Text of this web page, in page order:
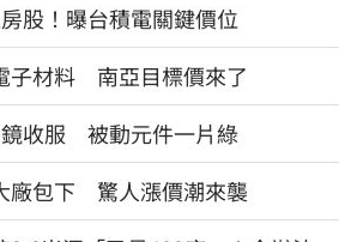
股！曝台積電關鍵價位
子材料 南亞目標價來了
收服 被動元件一片綠
廠包下 驚人漲價潮來襲